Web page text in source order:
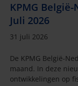
KPMG
Juli 2026
31 juli 2026
De KPMG België-
maand. In deze
ontwikkelingen op